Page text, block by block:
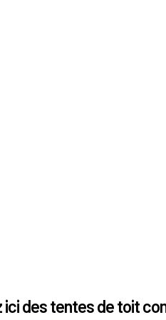
ici des tentes de toit